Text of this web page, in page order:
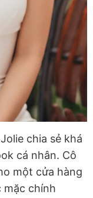
chia sẻ khá
cá nhân. Cô
một cửa hàng
mặc chính